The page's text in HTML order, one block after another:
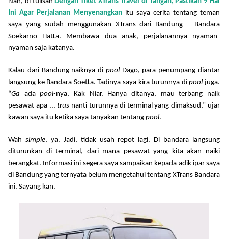
Ini Agar Perjalanan Menyenangkan itu saya cerita tentang teman
saya yang sudah menggunakan XTrans dari Bandung – Bandara
Soekarno Hatta. Membawa dua anak, perjalanannya nyaman-
nyaman saja katanya.
Kalau dari Bandung naiknya di pool Dago, para penumpang diantar
langsung ke Bandara Soetta. Tadinya saya kira turunnya dipool juga.
“Ga adapool-nya, Kak Niar. Hanya ditanya, mau terbang naik
pesawat apa ...trus nanti turunnya di terminal yang dimaksud,” ujar
kawan saya itu ketika saya tanyakan tentang pool.
Wah simple, ya. Jadi, tidak usah repot lagi. Di bandara langsung
diturunkan di terminal, dari mana pesawat yang kita akan naiki
berangkat. Informasi ini segera saya sampaikan kepada adik ipar saya
di Bandung yang ternyata belum mengetahui tentang XTrans Bandara
ini. Sayang kan.